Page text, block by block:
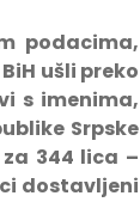
podacima,
ušli preko
s imenima,
Srpske
344 lica –
dostavljeni